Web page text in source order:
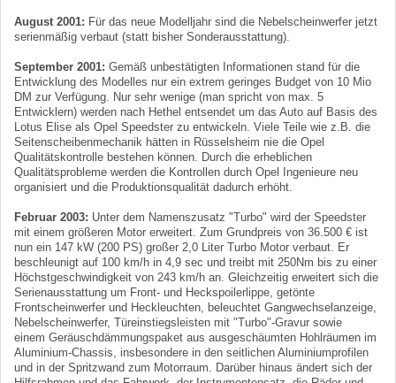
August 2001: Für das neue Modelljahr sind die Nebelscheinwerfer jetzt
serienmäßig verbaut (statt bisher Sonderausstattung).
September 2001: Gemäß unbestätigten Informationen stand für die
Entwicklung des Modelles nur ein extrem geringes Budget von 10 Mio
DM zur Verfügung. Nur sehr wenige (man spricht von max. 5
Entwicklern) werden nach Hethel entsendet um das Auto auf Basis des
Lotus Elise als Opel Speedster zu entwickeln. Viele Teile wie z.B. die
Seitenscheibenmechanik hätten in Rüsselsheim nie die Opel
Qualitätskontrolle bestehen können. Durch die erheblichen
Qualitätsprobleme werden die Kontrollen durch Opel Ingenieure neu
organisiert und die Produktionsqualität dadurch erhöht.
Februar 2003: Unter dem Namenszusatz "Turbo" wird der Speedster
mit einem größeren Motor erweitert. Zum Grundpreis von 36.500 € ist
nun ein 147 kW (200 PS) großer 2,0 Liter Turbo Motor verbaut. Er
beschleunigt auf 100 km/h in 4,9 sec und treibt mit 250Nm bis zu einer
Höchstgeschwindigkeit von 243 km/h an. Gleichzeitig erweitert sich die
Serienausstattung um Front- und Heckspoilerlippe, getönte
Frontscheinwerfer und Heckleuchten, beleuchtet Gangwechselanzeige,
Nebelscheinwerfer, Türeinstiegsleisten mit "Turbo"-Gravur sowie
einem Geräuschdämmungspaket aus ausgeschäumten Hohlräumen im
Aluminium-Chassis, insbesondere in den seitlichen Aluminiumprofilen
und in der Spritzwand zum Motorraum. Darüber hinaus ändert sich der